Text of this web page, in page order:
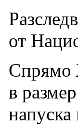
от
Спрямо
в
напуска